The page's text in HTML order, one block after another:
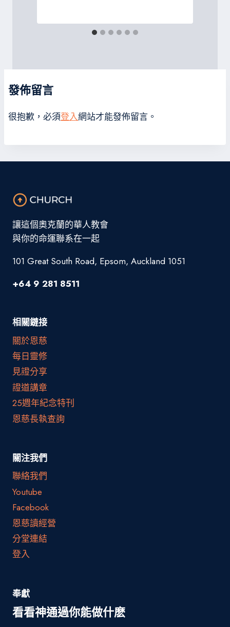
發佈留言
很抱歉，必須登入網站才能發佈留言。
讓這個奧克蘭的華人教會
與你的命運聯系在一起
101 Great South Road, Epsom, Auckland 1051
+64 9 281 8511
相關鏈接
關於恩慈
每日靈修
見證分享
證道講章
25週年紀念特刊
恩慈長執查詢
關注我們
聯絡我們
Youtube
Facebook
恩慈讀經營
分堂連結
登入
奉獻
看看神通過你能做什麽